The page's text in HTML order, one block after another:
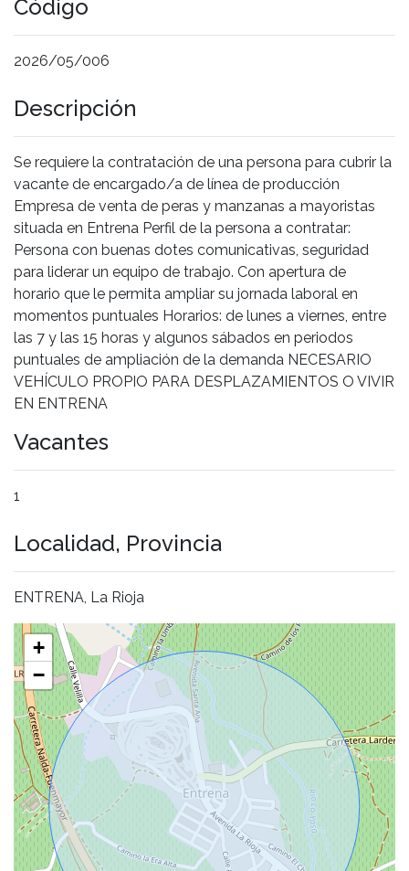
Código
2026/05/006
Descripción
Se requiere la contratación de una persona para cubrir la
vacante de encargado/a de línea de producción
Empresa de venta de peras y manzanas a mayoristas
situada en Entrena Perfil de la persona a contratar:
Persona con buenas dotes comunicativas, seguridad
para liderar un equipo de trabajo. Con apertura de
horario que le permita ampliar su jornada laboral en
momentos puntuales Horarios: de lunes a viernes, entre
las 7 y las 15 horas y algunos sábados en periodos
puntuales de ampliación de la demanda NECESARIO
VEHÍCULO PROPIO PARA DESPLAZAMIENTOS O VIVIR
EN ENTRENA
Vacantes
1
Localidad, Provincia
ENTRENA, La Rioja
+
−